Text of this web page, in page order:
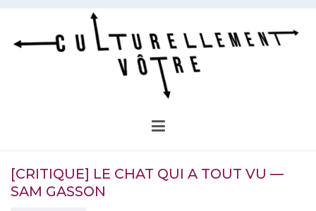
Aller
contenu
[CRITIQUE] LE CHAT QUI A TOUT VU —
SAM GASSON